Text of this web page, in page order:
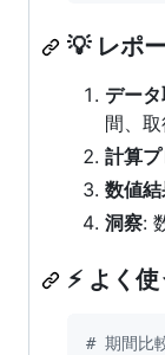
💡 レポ
デー
間、
計算
数値
洞察:
⚡ よく
# 期間比